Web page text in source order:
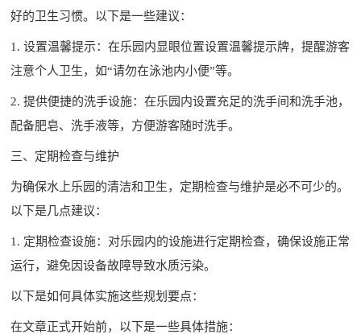
好的卫生习惯。以下是一些建议：
1. 设置温馨提示：在乐园内显眼位置设置温馨提示牌，提醒游客
注意个人卫生，如“请勿在泳池内小便”等。
2. 提供便捷的洗手设施：在乐园内设置充足的洗手间和洗手池，
配备肥皂、洗手液等，方便游客随时洗手。
三、定期检查与维护
为确保水上乐园的清洁和卫生，定期检查与维护是必不可少的。
以下是几点建议：
1. 定期检查设施：对乐园内的设施进行定期检查，确保设施正常
运行，避免因设备故障导致水质污染。
以下是如何具体实施这些规划要点：
在文章正式开始前，以下是一些具体措施：